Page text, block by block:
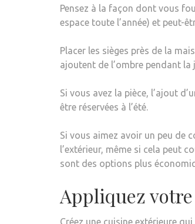
Pensez à la façon dont vous
espace toute l’année) et peut-
Placer les sièges près de la
ajoutent de l’ombre pendant
Si vous avez la pièce, l’ajout
être réservées à l’été.
Si vous aimez avoir un peu de
l’extérieur, même si cela peut
sont des options plus
Appliquez
Créez une cuisine extérieure